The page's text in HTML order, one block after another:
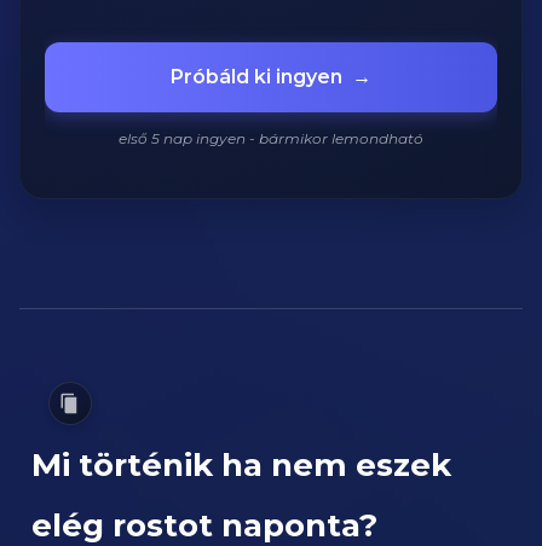
Próbáld ki ingyen →
első 5 nap ingyen - bármikor lemondható
Mi történik ha nem eszek
elég rostot naponta?